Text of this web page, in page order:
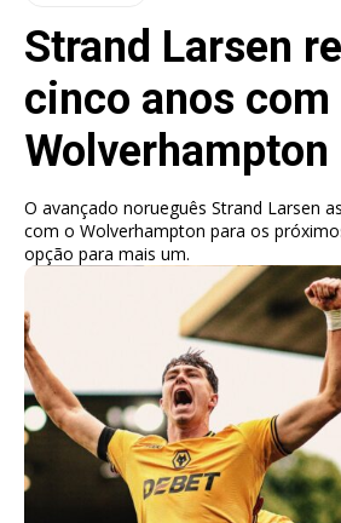
Strand Larsen
cinco anos com
Wolverhampton
O avançado norueguês Strand Larsen
com o Wolverhampton para os
opção para mais um.